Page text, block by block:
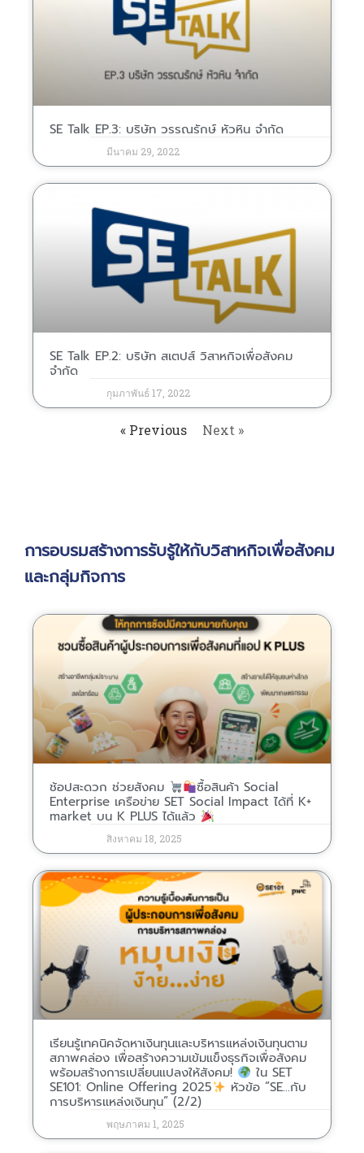
SE Talk EP.3: บริษัท วรรณรักษ์ หัวหิน จำกัด
มีนาคม 29, 2022
SE Talk EP.2: บริษัท สเตปส์ วิสาหกิจเพื่อสังคม
จำกัด
กุมภาพันธ์ 17, 2022
« Previous Next »
การอบรมสร้างการรับรู้ให้กับวิสาหกิจเพื่อสังคม
และกลุ่มกิจการ
ช้อปสะดวก ช่วยสังคม
ซื้อสินค้า Social
Enterprise เครือข่าย SET Social Impact ได้ที่ K+
market บน K PLUS ได้แล้ว
สิงหาคม 18, 2025
เรียนรู้เทคนิคจัดหาเงินทุนและบริหารแหล่งเงินทุนตาม
สภาพคล่อง เพื่อสร้างความเข้มแข็งธุรกิจเพื่อสังคม
พร้อมสร้างการเปลี่ยนแปลงให้สังคม!
ใน SET
SE101: Online Offering 2025
หัวข้อ “SE…กับ
การบริหารแหล่งเงินทุน” (2/2)
พฤษภาคม 1, 2025